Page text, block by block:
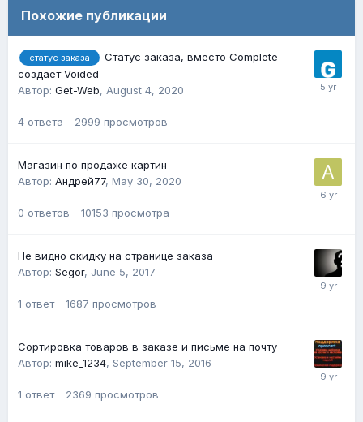
Похожие публикации
статус заказа
Статус заказа, вместо Complete
создает Voided
Автор: Get-Web, August 4, 2020
4 ответа 2999 просмотров
Магазин по продаже картин
Автор: Андрей77, May 30, 2020
0 ответов 10153 просмотра
Не видно скидку на странице заказа
Автор: Segor, June 5, 2017
1 ответ 1687 просмотров
Сортировка товаров в заказе и письме на почту
Автор: mike_1234, September 15, 2016
1 ответ 2369 просмотров